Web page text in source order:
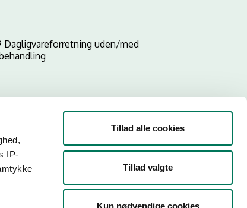
IP-
Tillad alle cookies
Tillad valgte
Kun nødvendige cookies
Dagligvareforretning uden/med